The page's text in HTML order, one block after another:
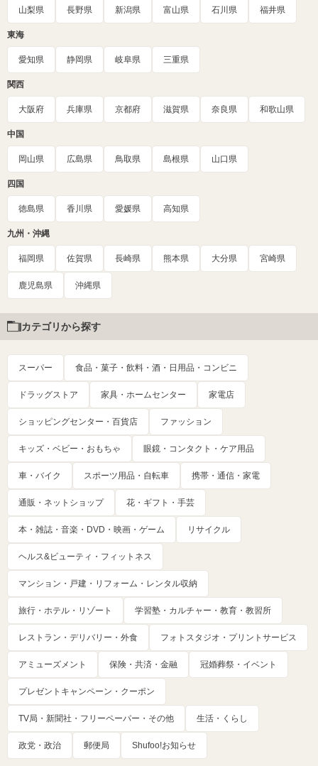
山梨県 長野県 新潟県 富山県 石川県 福井県
東海
愛知県 静岡県 岐阜県 三重県
関西
大阪府 兵庫県 京都府 滋賀県 奈良県 和歌山県
中国
岡山県 広島県 鳥取県 島根県 山口県
四国
徳島県 香川県 愛媛県 高知県
九州・沖縄
福岡県 佐賀県 長崎県 熊本県 大分県 宮崎県
鹿児島県 沖縄県
カテゴリから探す
スーパー 食品・菓子・飲料・酒・日用品・コンビニ
ドラッグストア 家具・ホームセンター 家電店
ショッピングセンター・百貨店 ファッション
キッズ・ベビー・おもちゃ 眼鏡・コンタクト・ケア用品
車・バイク スポーツ用品・自転車 携帯・通信・家電
通販・ネットショップ 花・ギフト・手芸
本・雑誌・音楽・DVD・映画・ゲーム リサイクル
ヘルス&ビューティ・フィットネス
マンション・戸建・リフォーム・レンタル収納
旅行・ホテル・リゾート 学習塾・カルチャー・教育・教習所
レストラン・デリバリー・外食 フォトスタジオ・プリントサービス
アミューズメント 保険・共済・金融 冠婚葬祭・イベント
プレゼントキャンペーン・クーポン
TV局・新聞社・フリーペーパー・その他 生活・くらし
政党・政治 郵便局 Shufoo!お知らせ